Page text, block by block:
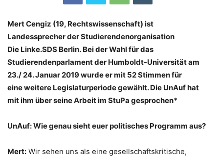
Mert Cengiz (19, Rechtswissenschaft) ist
Landessprecher der Studierendenorganisation
Die Linke.SDS Berlin. Bei der Wahl für das
Studierendenparlament der Humboldt-Universität am
23./ 24. Januar 2019 wurde er mit 52 Stimmen für
eine weitere Legislaturperiode gewählt. Die UnAuf hat
mit ihm über seine Arbeit im StuPa gesprochen*
UnAuf: Wie genau sieht euer politisches Programm aus?
Mert: Wir sehen uns als eine gesellschaftskritische,